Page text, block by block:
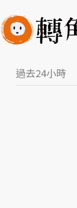
過去24小時